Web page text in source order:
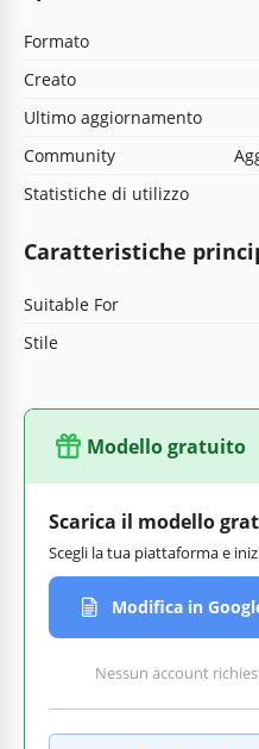
Formato
Creato
Ultimo aggiornamento
Community
Statistiche di utilizzo
Caratteristiche
Suitable For
Stile
Modello gratuito
Scarica il modello
Scegli la tua piattaforma e
Modifica in
Nessun account